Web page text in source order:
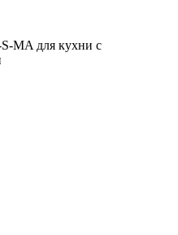
MA для кухни с